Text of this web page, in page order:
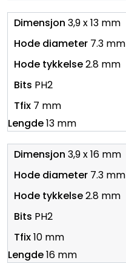
3,9 x 13 mm
7.3 mm
2.8 mm
PH2
7 mm
13 mm
3,9 x 16 mm
7.3 mm
2.8 mm
PH2
10 mm
16 mm